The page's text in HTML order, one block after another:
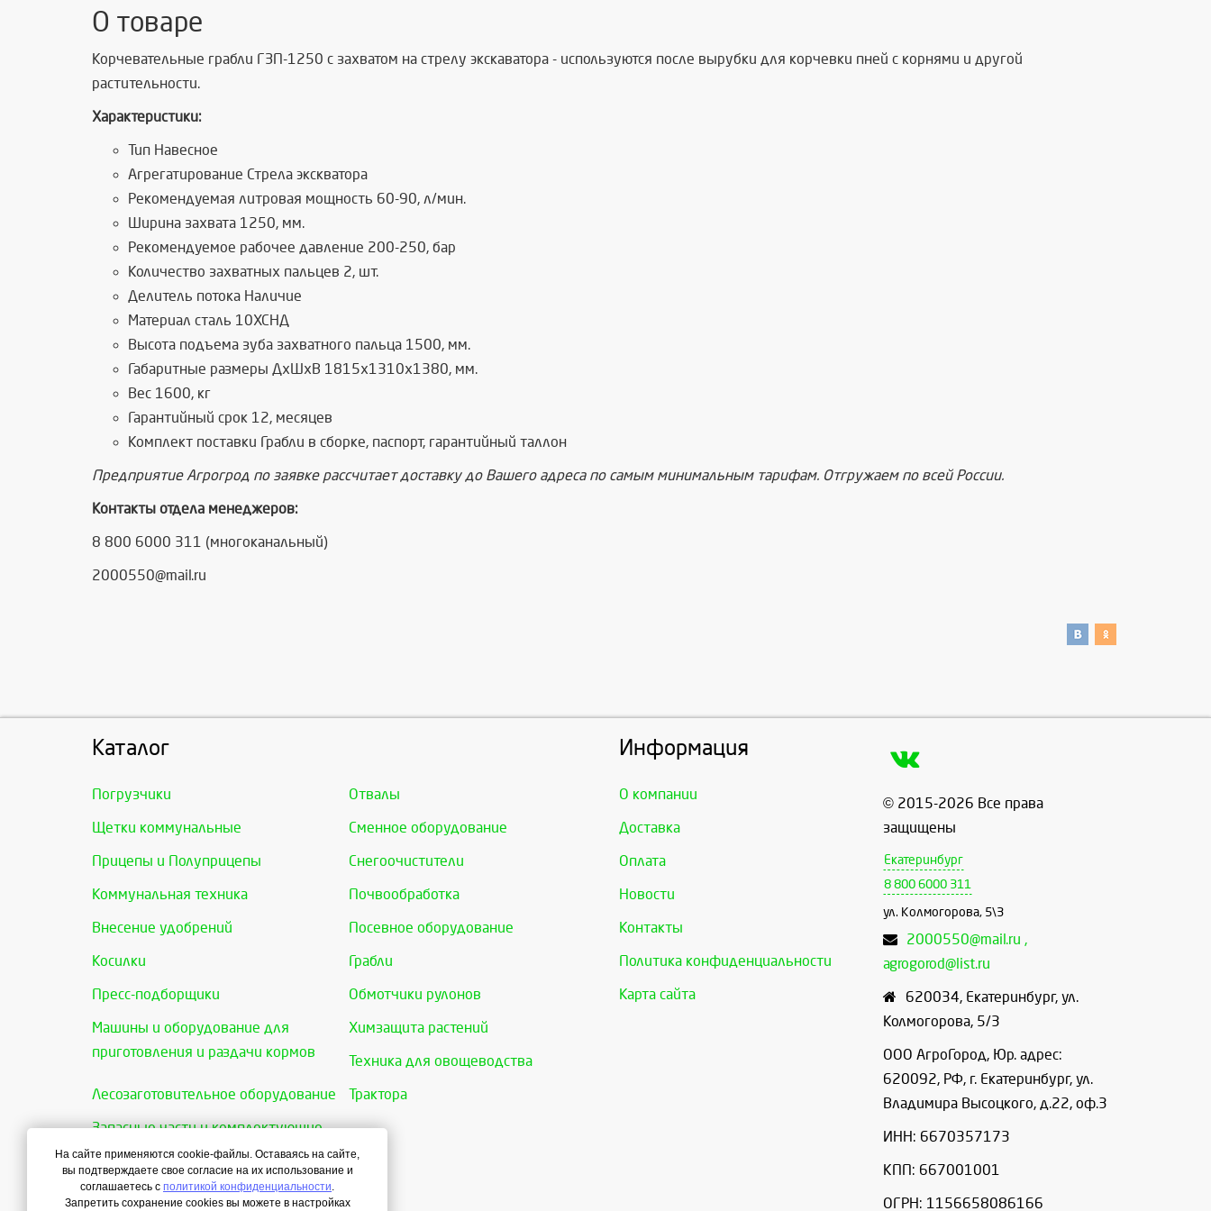
О товаре
Корчевательные грабли ГЗП-1250 с захватом на стрелу экскаватора - используются после вырубки для корчевки пней с корнями и другой
растительности.
Характеристики:
Тип Навесное
Агрегатирование Стрела экскватора
Рекомендуемая литровая мощность 60-90, л/мин.
Ширина захвата 1250, мм.
Рекомендуемое рабочее давление 200-250, бар
Количество захватных пальцев 2, шт.
Делитель потока Наличие
Материал сталь 10ХСНД
Высота подъема зуба захватного пальца 1500, мм.
Габаритные размеры ДхШхВ 1815х1310х1380, мм.
Вес 1600, кг
Гарантийный срок 12, месяцев
Комплект поставки Грабли в сборке, паспорт, гарантийный таллон
Предприятие Агрогрод по заявке рассчитает доставку до Вашего адреса по самым минимальным тарифам. Отгружаем по всей России.
Контакты отдела менеджеров:
8 800 6000 311 (многоканальный)
2000550@mail.ru
Каталог
Погрузчики Отвалы
Щетки коммунальные Сменное оборудование
Прицепы и Полуприцепы Снегоочистители
Коммунальная техника Почвообработка
Внесение удобрений Посевное оборудование
Косилки Грабли
Пресс-подборщики Обмотчики рулонов
Машины и оборудование для
приготовления и раздачи кормов
Химзащита растений
Техника для овощеводства
Лесозаготовительное оборудование Трактора
Запасные части и комплектующие
Информация
О компании
Доставка
Оплата
Новости
Контакты
Политика конфиденциальности
Карта сайта
© 2015-2026 Все права
защищены
Екатеринбург
8 800 6000 311
ул. Колмогорова, 5\3
2000550@mail.ru ,
agrogorod@list.ru
620034, Екатеринбург, ул.
Колмогорова, 5/3
ООО АгроГород, Юр. адрес:
620092, РФ, г. Екатеринбург, ул.
Владимира Высоцкого, д.22, оф.3
ИНН: 6670357173
КПП: 667001001
ОГРН: 1156658086166
На сайте применяются cookie-файлы. Оставаясь на сайте,
вы подтверждаете свое согласие на их использование и
соглашаетесь с политикой конфиденциальности.
Запретить сохранение cookies вы можете в настройках